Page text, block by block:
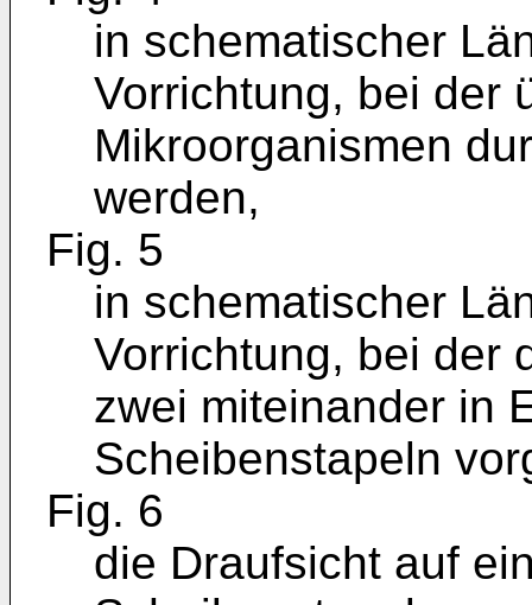
in schematischer
Vorrichtung, bei der
Mikroorganismen
werden,
Fig. 5
in schematischer
Vorrichtung, bei der
zwei miteinander in
Scheibenstapeln
Fig. 6
die Draufsicht auf